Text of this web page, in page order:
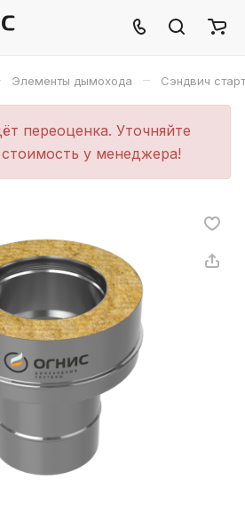
Элементы дымохода – Сэндвич старт
переоценка. Уточняйте
у менеджера!